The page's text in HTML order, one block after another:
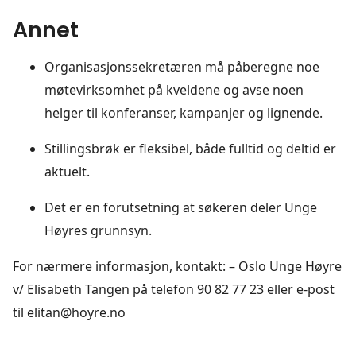
Annet
Organisasjonssekretæren må påberegne noe
møtevirksomhet på kveldene og avse noen
helger til konferanser, kampanjer og lignende.
Stillingsbrøk er fleksibel, både fulltid og deltid er
aktuelt.
Det er en forutsetning at søkeren deler Unge
Høyres grunnsyn.
For nærmere informasjon, kontakt: – Oslo Unge Høyre
v/ Elisabeth Tangen på telefon 90 82 77 23 eller e-post
til elitan@hoyre.no